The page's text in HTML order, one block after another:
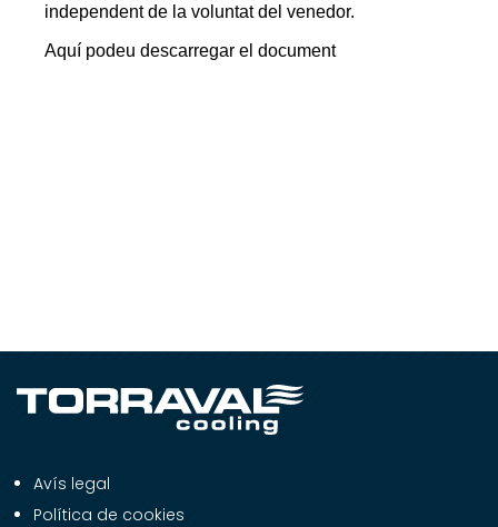
independent de la voluntat del venedor.
Aquí podeu descarregar el document
Avís legal
Política de cookies